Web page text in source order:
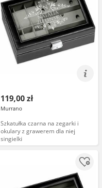
119,00 zł
Murrano
Szkatułka czarna na zegarki i
okulary z grawerem dla niej
singielki